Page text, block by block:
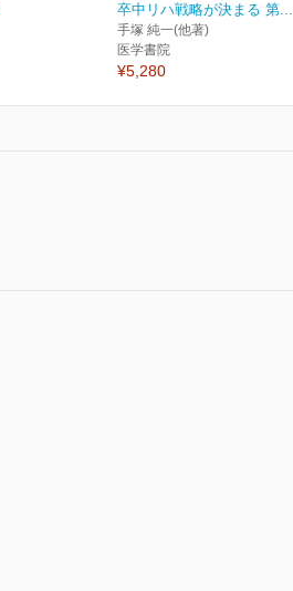
卒中リハ戦略が決まる 第...
手塚 純一(他著)
医学書院
¥5,280